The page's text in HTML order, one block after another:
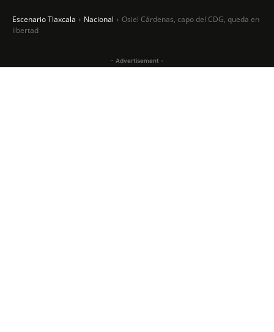
Escenario Tlaxcala Nacional
Osiel Cárdenas, capo del CDG, queda en
libertad
- Advertisement -